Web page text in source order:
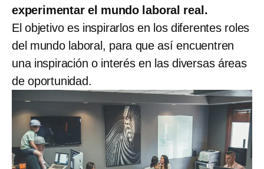
experimentar el mundo laboral real.
El objetivo es inspirarlos en los diferentes roles
del mundo laboral, para que así encuentren
una inspiración o interés en las diversas áreas
de oportunidad.